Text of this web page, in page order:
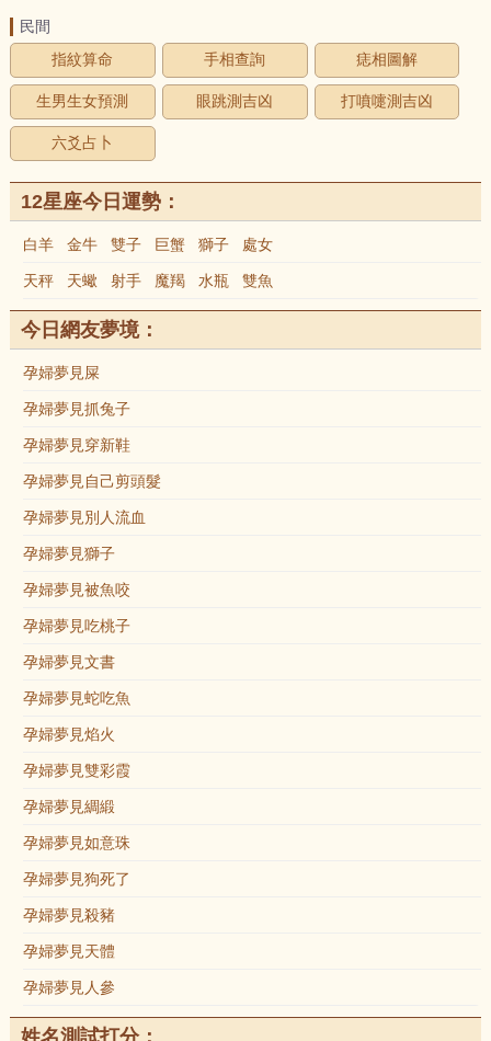
民間
指紋算命
手相查詢 痣相圖解
生男生女預測 眼跳測吉凶 打噴嚏測吉凶
六爻占卜
12星座今日運勢：
白羊 金牛 雙子 巨蟹 獅子 處女
天秤 天蠍 射手 魔羯 水瓶 雙魚
今日網友夢境：
孕婦夢見屎
孕婦夢見抓兔子
孕婦夢見穿新鞋
孕婦夢見自己剪頭髮
孕婦夢見別人流血
孕婦夢見獅子
孕婦夢見被魚咬
孕婦夢見吃桃子
孕婦夢見文書
孕婦夢見蛇吃魚
孕婦夢見焰火
孕婦夢見雙彩霞
孕婦夢見綢緞
孕婦夢見如意珠
孕婦夢見狗死了
孕婦夢見殺豬
孕婦夢見天體
孕婦夢見人參
姓名測試打分：